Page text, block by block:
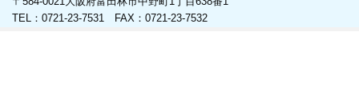
TEL：0721-23-7531 FAX：0721-23-7532